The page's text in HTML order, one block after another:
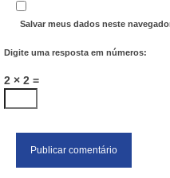
Salvar meus dados neste
Digite uma resposta em números:
2 × 2 =